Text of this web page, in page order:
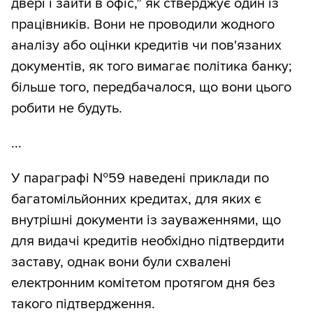
двері і зайти в офіс,” як стверджує один із
працівників. Вони не проводили жодного
аналізу або оцінки кредитів чи пов'язаних
документів, як того вимагає політика банку;
більше того, передбачалося, що вони цього
робити не будуть.
...
У параграфі №59 наведені приклади по
багатомільйонних кредитах, для яких є
внутрішні документи із зауваженнями, що
для видачі кредитів необхідно підтвердити
заставу, однак вони були схвалені
електронним комітетом протягом дня без
такого підтвердження.